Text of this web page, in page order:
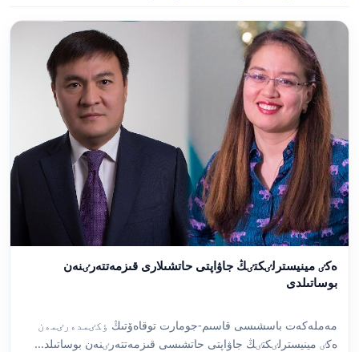
ەكٸ مينيسترلٸكتٸڭ جاۋاپتى حاتشىلارى قىزمەتتەرٸنەن
بوساتىلدى
مەملەكەت باسشىسى قاسىم-جومارت توقاەۆتىڭ ٶكٸمدەرٸمەن
ەكٸ مينيسترلٸكتٸڭ جاۋاپتى حاتشىسى قىزمەتتەرٸنەن بوساتىلد...